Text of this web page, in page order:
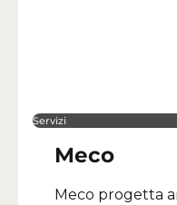
Servizi
Meco
Meco progetta